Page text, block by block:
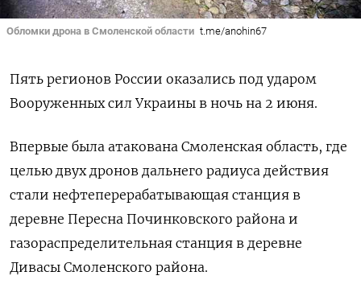
Обломки дрона в Смоленской области t.me/anohin67
Пять регионов России оказались под ударом
Вооруженных сил Украины в ночь на 2 июня.
Впервые была атакована Смоленская область, где
целью двух дронов дальнего радиуса действия
стали нефтеперерабатывающая станция в
деревне Пересна Починковского района и
газораспределительная станция в деревне
Дивасы Смоленского района.